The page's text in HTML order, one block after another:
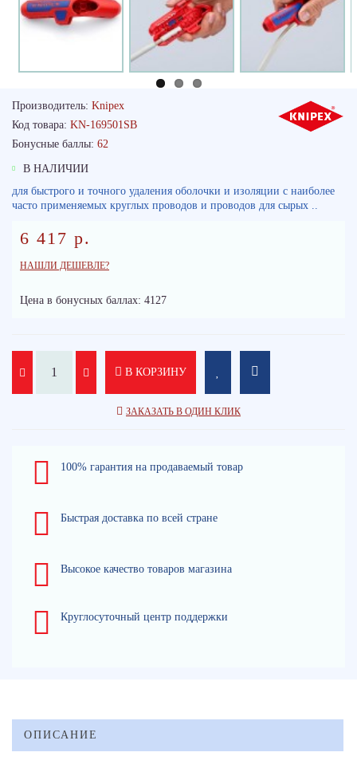
Производитель: Knipex
Код товара: KN-169501SB
Бонусные баллы: 62
В НАЛИЧИИ
для быстрого и точного удаления оболочки и изоляции с наиболее
часто применяемых круглых проводов и проводов для сырых ..
6 417 р.
НАШЛИ ДЕШЕВЛЕ?
Цена в бонусных баллах: 4127
В КОРЗИНУ
ЗАКАЗАТЬ В ОДИН КЛИК
100% гарантия на продаваемый товар
Быстрая доставка по всей стране
Высокое качество товаров магазина
Круглосуточный центр поддержки
ОПИСАНИЕ